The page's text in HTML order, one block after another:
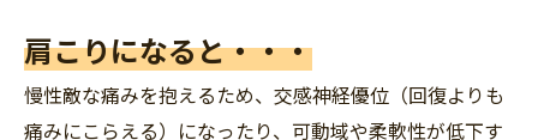
肩こりになると・・・
慢性敵な痛みを抱えるため、交感神経優位（回復よりも
痛みにこらえる）になったり、可動域や柔軟性が低下す